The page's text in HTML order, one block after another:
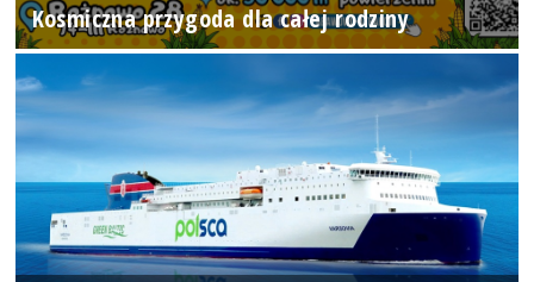
Kosmiczna przygoda dla całej rodziny